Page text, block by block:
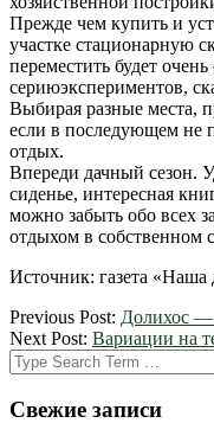
Прежде чем купить и
участке стационарную
переместить будет
сериюэкспериментов,
Выбирая разные места,
если в последующем не
отдых.
Впереди дачный сезон.
сиденье, интересная
можно забыть обо всех
отдыхом в собственном
Источник: газета «Наша
2012-
04-
02
Previous Post: Долихос —
Next Post: Вариации на
Search
Свежие записи